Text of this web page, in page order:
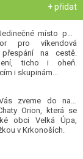
+ přidat
místo pod
pro víkendová
na cestě.
ticho i oheň.
i skupinám...
zveme do naší
Orion, která se
obci Velká Úpa,
v Krkonoších.